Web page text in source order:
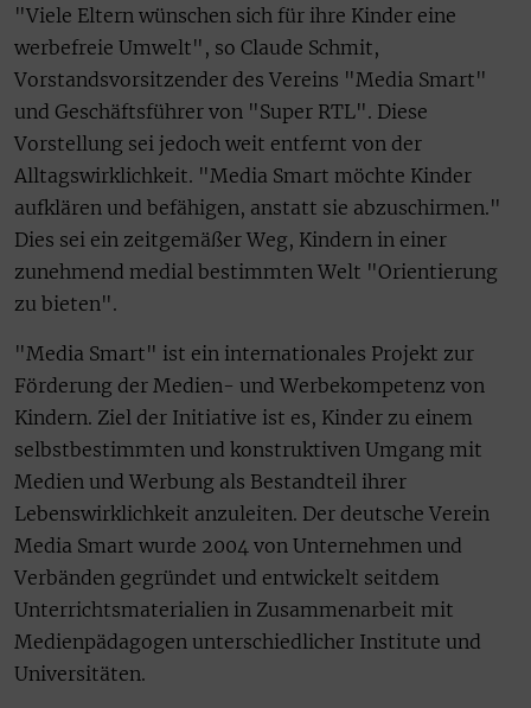
"Viele Eltern wünschen sich für ihre Kinder eine
werbefreie Umwelt", so Claude Schmit,
Vorstandsvorsitzender des Vereins "Media Smart"
und Geschäftsführer von "Super RTL". Diese
Vorstellung sei jedoch weit entfernt von der
Alltagswirklichkeit. "Media Smart möchte Kinder
aufklären und befähigen, anstatt sie abzuschirmen."
Dies sei ein zeitgemäßer Weg, Kindern in einer
zunehmend medial bestimmten Welt "Orientierung
zu bieten".
"Media Smart" ist ein internationales Projekt zur
Förderung der Medien- und Werbekompetenz von
Kindern. Ziel der Initiative ist es, Kinder zu einem
selbstbestimmten und konstruktiven Umgang mit
Medien und Werbung als Bestandteil ihrer
Lebenswirklichkeit anzuleiten. Der deutsche Verein
Media Smart wurde 2004 von Unternehmen und
Verbänden gegründet und entwickelt seitdem
Unterrichtsmaterialien in Zusammenarbeit mit
Medienpädagogen unterschiedlicher Institute und
Universitäten.